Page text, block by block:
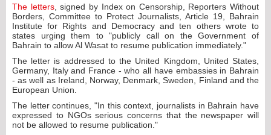
The letters, signed by Index on Censorship, Reporters Without
Borders, Committee to Protect Journalists, Article 19, Bahrain
Institute for Rights and Democracy and ten others wrote to
states urging them to "publicly call on the Government of
Bahrain to allow Al Wasat to resume publication immediately."
The letter is addressed to the United Kingdom, United States,
Germany, Italy and France - who all have embassies in Bahrain
- as well as Ireland, Norway, Denmark, Sweden, Finland and the
European Union.
The letter continues, "In this context, journalists in Bahrain have
expressed to NGOs serious concerns that the newspaper will
not be allowed to resume publication."